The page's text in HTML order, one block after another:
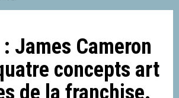
: James Cameron
concepts art
de la franchise.